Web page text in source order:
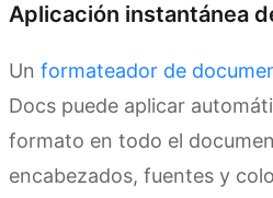
Aplicación instantánea
Un formateador de
Docs puede aplicar
formato en todo el
encabezados, fuentes y